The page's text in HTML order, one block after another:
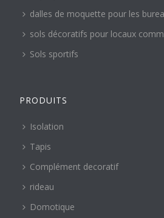
dalles de moquette pour les
sols décoratifs pour locaux
Sols sportifs
PRODUITS
Isolation
Tapis
Complément decoratif
rideau
Domotique